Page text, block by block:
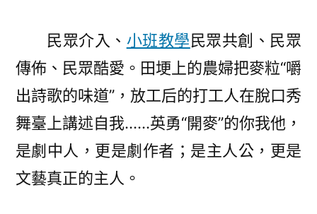
民眾介入、 小班教學民眾共創、民眾
傳佈、民眾酷愛。田埂上的農婦把麥粒“嚼
出詩歌的味道”，放工后的打工人在脫口秀
舞臺上講述自我……英勇“開麥”的你我他，
是劇中人，更是劇作者；是主人公，更是
文藝真正的主人。